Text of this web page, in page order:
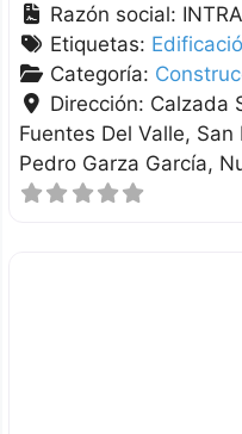
Razón social:
Etiquetas:
Categoría:
Dirección: Calzada
Fuentes Del Valle,
Pedro Garza García